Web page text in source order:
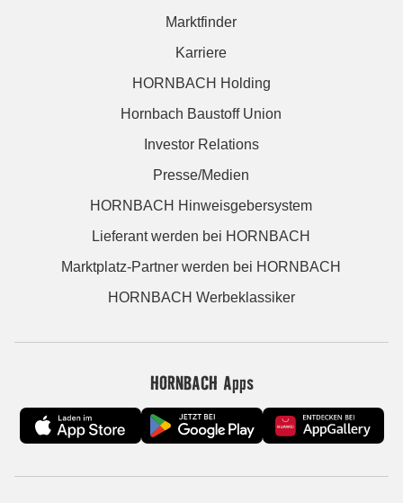
Marktfinder
Karriere
HORNBACH Holding
Hornbach Baustoff Union
Investor Relations
Presse/Medien
HORNBACH Hinweisgebersystem
Lieferant werden bei HORNBACH
Marktplatz-Partner werden bei HORNBACH
HORNBACH Werbeklassiker
HORNBACH Apps